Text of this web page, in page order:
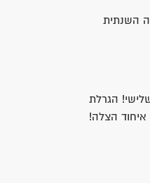
השנתית
הגרלת
איחוד הצלה!